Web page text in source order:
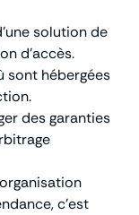
solution de
d’accès.
sont hébergées
des garanties
c’est